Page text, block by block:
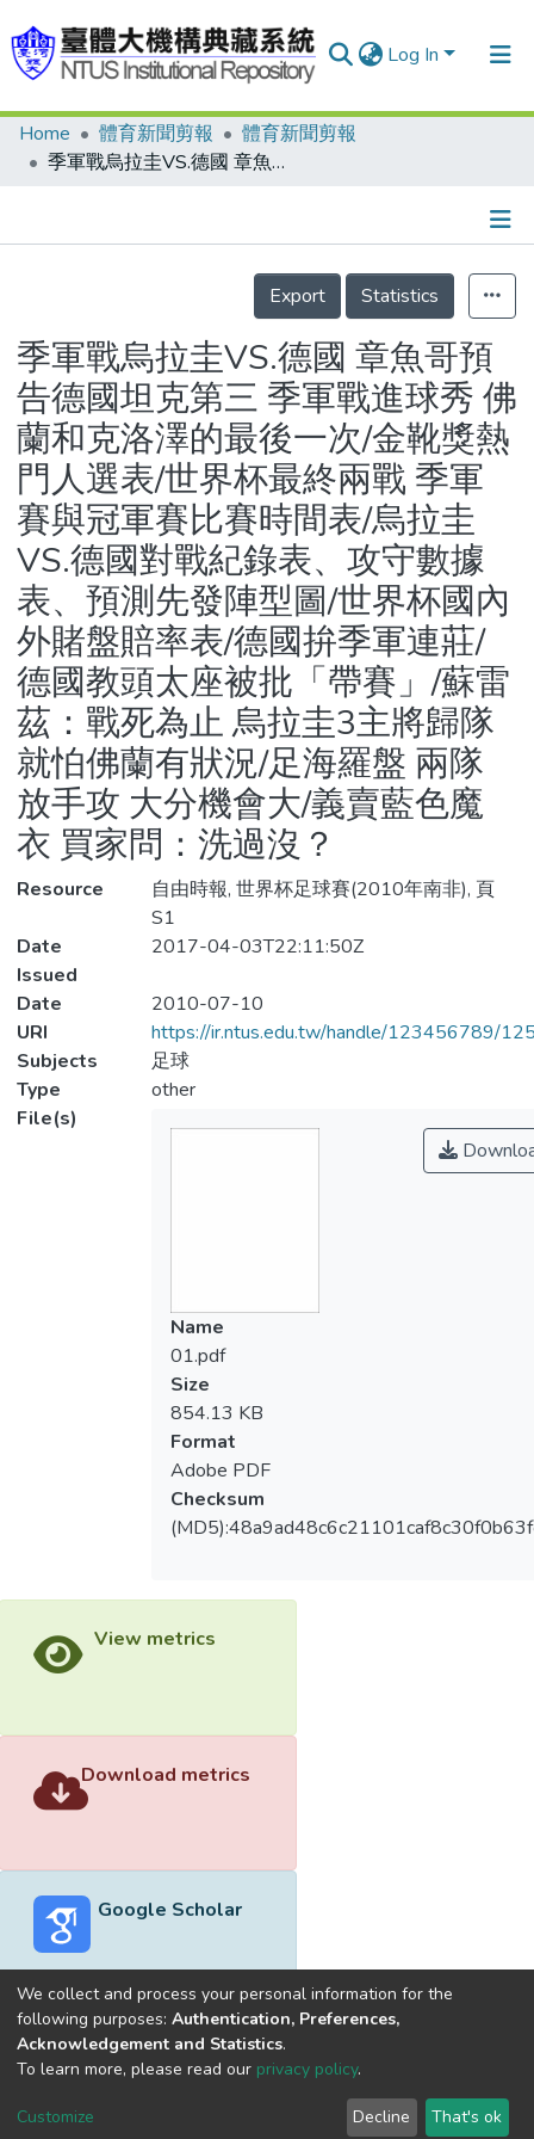
Log In
Communities & Collections
Statistics
Home 體育新聞剪報
體育新聞剪報
季軍戰烏拉圭VS.德國 章魚哥預告德國坦克第三 季軍戰進球秀 佛蘭和克洛澤的最後一次/金靴獎熱門人選表/世界杯最終兩戰 季軍賽與冠軍賽比賽時間表/烏拉圭VS.德國對戰紀錄表、攻守數據表、預測先發陣型圖/世界杯國內外賭盤賠率表/德國拚季軍連莊/德國教頭太座被批「帶賽」/蘇雷茲：戰死為止 烏拉圭3主將歸隊 就怕佛蘭有狀況/足海羅盤 兩隊放手攻 大分機會大/義賣藍色魔衣 買家問：洗過沒？
Details
Export
Statistics
季軍戰烏拉圭VS.德國 章魚哥預
告德國坦克第三 季軍戰進球秀 佛
蘭和克洛澤的最後一次/金靴獎熱
門人選表/世界杯最終兩戰 季軍
賽與冠軍賽比賽時間表/烏拉圭
VS.德國對戰紀錄表、攻守數據
表、預測先發陣型圖/世界杯國內
外賭盤賠率表/德國拚季軍連莊/
德國教頭太座被批「帶賽」/蘇雷
茲：戰死為止 烏拉圭3主將歸隊
就怕佛蘭有狀況/足海羅盤 兩隊
放手攻 大分機會大/義賣藍色魔
衣 買家問：洗過沒？
Resource
自由時報, 世界杯足球賽(2010年南非), 頁
S1
Date
Issued
2017-04-03T22:11:50Z
Date
2010-07-10
URI
https://ir.ntus.edu.tw/handle/123456789/
Subjects
足球
Type
other
File(s)
Name
01.pdf
Size
854.13 KB
Format
Adobe PDF
Checksum
View metrics
Download metrics
Google Scholar
Built withDSpace-CRIS software
optimized by
Cookie
End User
Send
We collect and process your personal information for the
following purposes: Authentication, Preferences,
Acknowledgement and Statistics.
To learn more, please read our privacy policy.
Customize Decline That's ok